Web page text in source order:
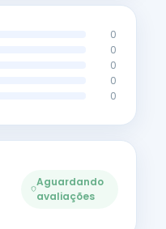
0
0
0
0
0
Aguardando
avaliações